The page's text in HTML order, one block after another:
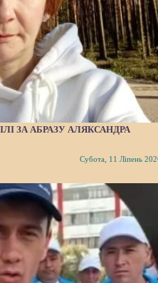
ЗА АБРАЗУ АЛЯКСАНДРА
Субота, 11 Ліпень